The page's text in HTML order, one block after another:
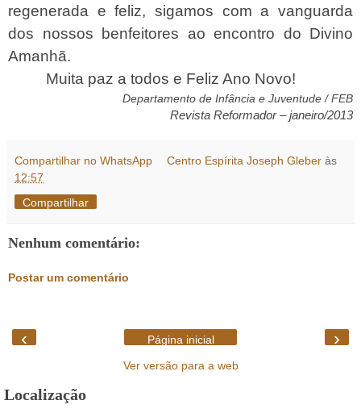
regenerada e feliz, sigamos com a vanguarda
dos nossos benfeitores ao encontro do Divino
Amanhã.
Muita paz a todos e Feliz Ano Novo!
Departamento de Infância e Juventude / FEB
Revista Reformador – janeiro/2013
Compartilhar no WhatsApp Centro Espírita Joseph Gleber às
12:57
Compartilhar
Nenhum comentário:
Postar um comentário
‹ ›
Página inicial
Ver versão para a web
Localização